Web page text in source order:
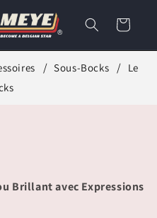
Panier
Sous-Bocks
Le
Brillant avec Expressions